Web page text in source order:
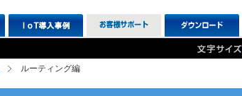
ルーティング編